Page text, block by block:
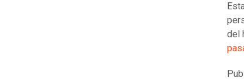
del